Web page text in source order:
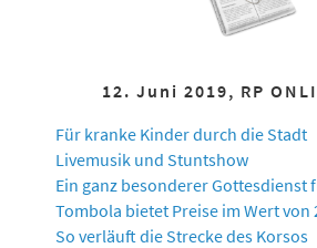
12. Juni 2019, RP
Für kranke Kinder durch die Stadt
Livemusik und Stuntshow
Ein ganz besonderer Gottesdienst
Tombola bietet Preise im Wert von
So verläuft die Strecke des Korsos